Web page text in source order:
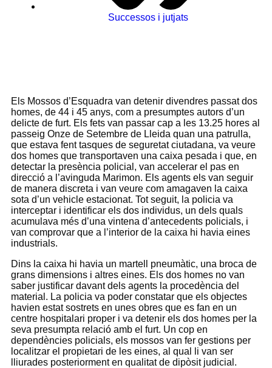
Successos i jutjats
Els Mossos d’Esquadra van detenir divendres passat dos
homes, de 44 i 45 anys, com a presumptes autors d’un
delicte de furt. Els fets van passar cap a les 13.25 hores al
passeig Onze de Setembre de Lleida quan una patrulla,
que estava fent tasques de seguretat ciutadana, va veure
dos homes que transportaven una caixa pesada i que, en
detectar la presència policial, van accelerar el pas en
direcció a l’avinguda Marimon. Els agents els van seguir
de manera discreta i van veure com amagaven la caixa
sota d’un vehicle estacionat. Tot seguit, la policia va
interceptar i identificar els dos individus, un dels quals
acumulava més d’una vintena d’antecedents policials, i
van comprovar que a l’interior de la caixa hi havia eines
industrials.
Dins la caixa hi havia un martell pneumàtic, una broca de
grans dimensions i altres eines. Els dos homes no van
saber justificar davant dels agents la procedència del
material. La policia va poder constatar que els objectes
havien estat sostrets en unes obres que es fan en un
centre hospitalari proper i va detenir els dos homes per la
seva presumpta relació amb el furt. Un cop en
dependències policials, els mossos van fer gestions per
localitzar el propietari de les eines, al qual li van ser
lliurades posteriorment en qualitat de dipòsit judicial.